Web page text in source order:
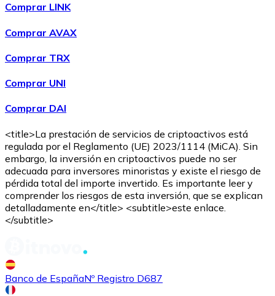
ComprarEthereum Classic
ComprarAlgorandcon transferencia bancaria
ALGO
Comprar LINK
Comprar AVAX
Comprar TRX
Comprar UNI
Comprar DAI
<title>La prestación de servicios de criptoactivos está
regulada por el Reglamento (UE) 2023/1114 (MiCA). Sin
embargo, la inversión en criptoactivos puede no ser
adecuada para inversores minoristas y existe el riesgo de
pérdida total del importe invertido. Es importante leer y
comprender los riesgos de esta inversión, que se explican
detalladamente en</title> <subtitle>este enlace.
</subtitle>
Banco de EspañaNº Registro D687